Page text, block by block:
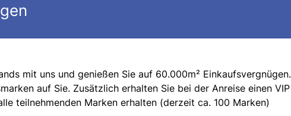
mit uns und genießen Sie auf 60.000m² Einkaufsvergnügen.
auf Sie. Zusätzlich erhalten Sie bei der Anreise einen VIP
teilnehmenden Marken erhalten (derzeit ca. 100 Marken)